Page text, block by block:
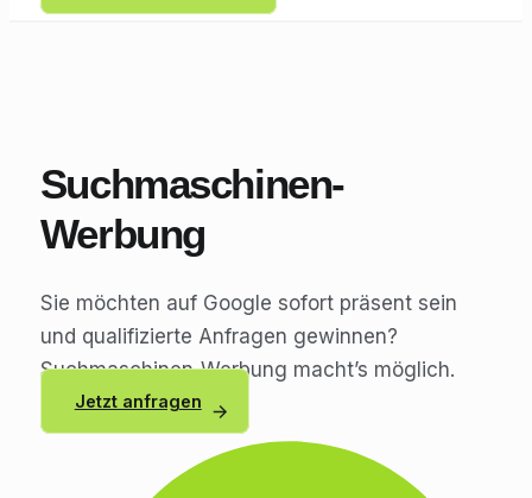
Suchmaschinen-
Werbung
Sie möchten auf Google sofort präsent sein
und qualifizierte Anfragen gewinnen?
Suchmaschinen-Werbung macht’s möglich.
Jetzt anfragen